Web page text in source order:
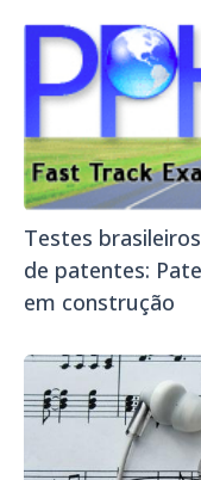
Testes
de patentes:
em construção